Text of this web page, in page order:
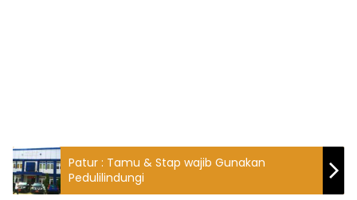
Patur : Tamu & Stap wajib Gunakan
Pedulilindungi